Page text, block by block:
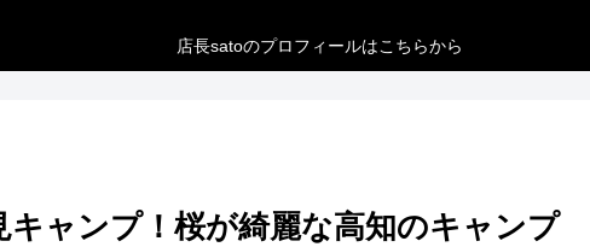
店長satoのプロフィールはこちらから
キャンプ！桜が綺麗な高知のキャンプ